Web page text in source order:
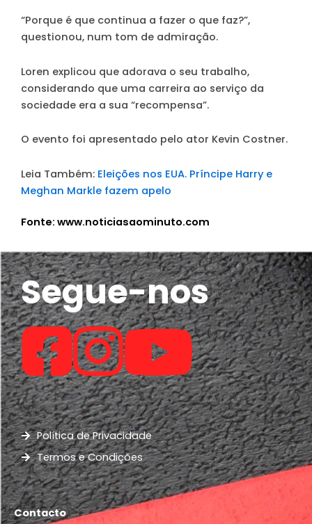
“Porque é que continua a fazer o que faz?”,
questionou, num tom de admiração.
Loren explicou que adorava o seu trabalho,
considerando que uma carreira ao serviço da
sociedade era a sua “recompensa”.
O evento foi apresentado pelo ator Kevin Costner.
Leia Também: Eleições nos EUA. Príncipe Harry e
Meghan Markle fazem apelo
Fonte: www.noticiasaominuto.com
Segue-nos
Política de Privacidade
Termos e Condições
Contacto